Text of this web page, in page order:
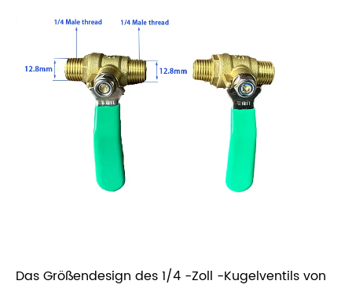
Das Größendesign des 1/4 -Zoll -Kugelventils von